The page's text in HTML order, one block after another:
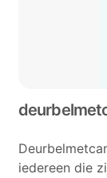
iedereen die